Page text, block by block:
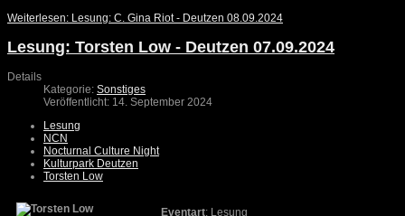
Weiterlesen: Lesung: C. Gina Riot - Deutzen 08.09.2024
Lesung: Torsten Low - Deutzen 07.09.2024
Details
Kategorie: Sonstiges
Veröffentlicht: 14. September 2024
Lesung
NCN
Nocturnal Culture Night
Kulturpark Deutzen
Torsten Low
Eventart: Lesung